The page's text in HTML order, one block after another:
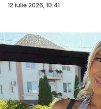
12 iulie 2026, 10:41